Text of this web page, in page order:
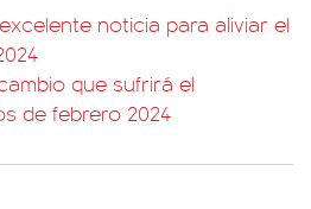
excelente noticia para aliviar el
que sufrirá el
de febrero 2024